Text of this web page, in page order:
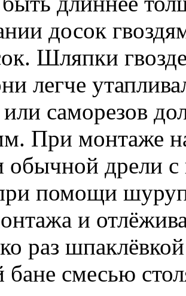
досок
Шляпки
легче
или саморезов
При монтаже
дрели с
помощи
и
раз
бане смесью